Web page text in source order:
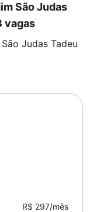
São Judas
vagas
Judas Tadeu
R$ 297/mês